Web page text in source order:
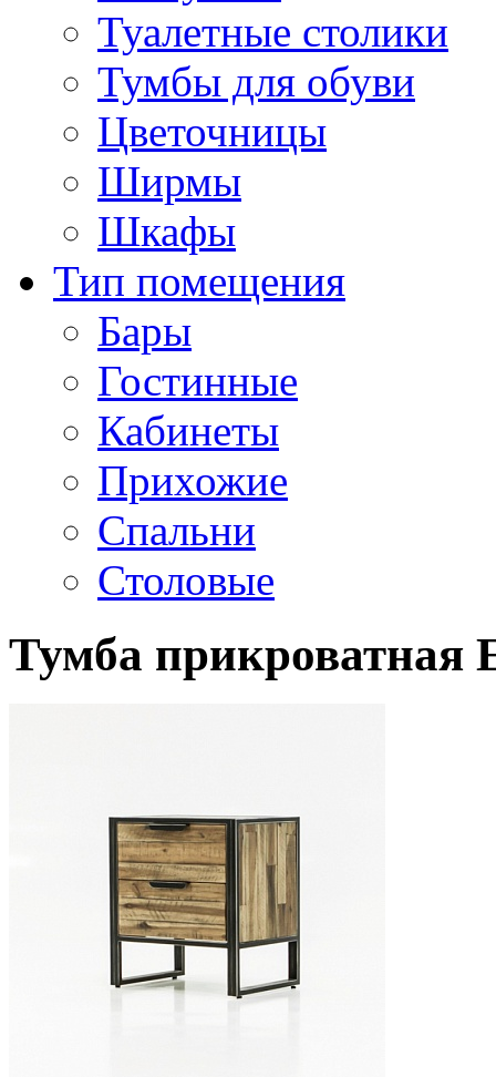
Туалетные столики
Тумбы для обуви
Цветочницы
Ширмы
Шкафы
Тип помещения
Бары
Гостинные
Кабинеты
Прихожие
Спальни
Столовые
Тумба прикроватная